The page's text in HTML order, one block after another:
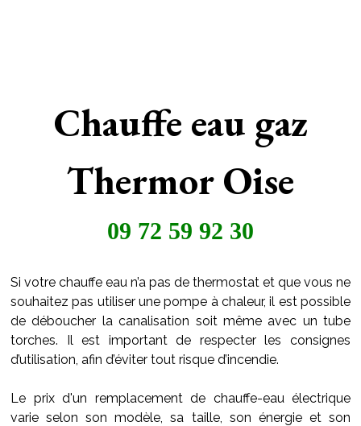
Chauffe eau gaz
Thermor Oise
09 72 59 92 30
Si votre chauffe eau n’a pas de thermostat et que vous ne
souhaitez pas utiliser une pompe à chaleur, il est possible
de déboucher la canalisation soit même avec un tube
torches. Il est important de respecter les consignes
d’utilisation, afin d’éviter tout risque d’incendie.
Le prix d'un remplacement de chauffe-eau électrique
varie selon son modèle, sa taille, son énergie et son